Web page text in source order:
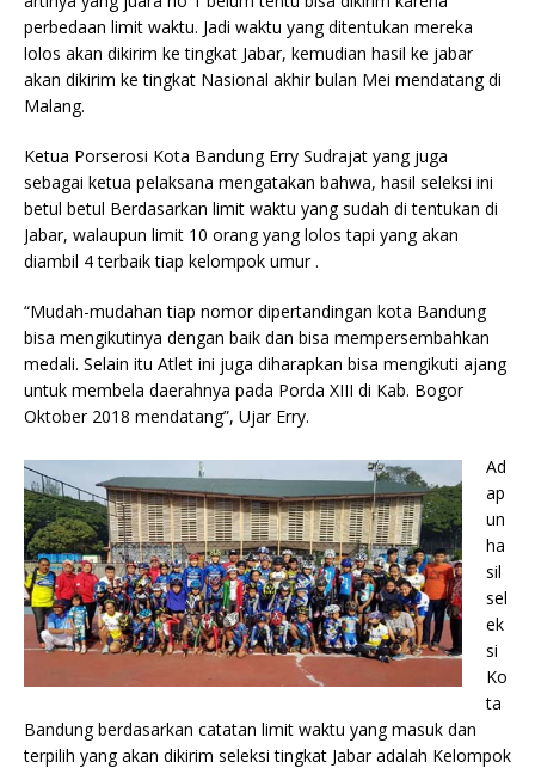
perbedaan limit waktu. Jadi waktu yang ditentukan mereka
lolos akan dikirim ke tingkat Jabar, kemudian hasil ke jabar
akan dikirim ke tingkat Nasional akhir bulan Mei mendatang di
Malang.
Ketua Porserosi Kota Bandung Erry Sudrajat yang juga
sebagai ketua pelaksana mengatakan bahwa, hasil seleksi ini
betul betul Berdasarkan limit waktu yang sudah di tentukan di
Jabar, walaupun limit 10 orang yang lolos tapi yang akan
diambil 4 terbaik tiap kelompok umur .
“Mudah-mudahan tiap nomor dipertandingan kota Bandung
bisa mengikutinya dengan baik dan bisa mempersembahkan
medali. Selain itu Atlet ini juga diharapkan bisa mengikuti ajang
untuk membela daerahnya pada Porda XIII di Kab. Bogor
Oktober 2018 mendatang”, Ujar Erry.
Ad
ap
un
ha
sil
sel
ek
si
Ko
ta
Bandung berdasarkan catatan limit waktu yang masuk dan
terpilih yang akan dikirim seleksi tingkat Jabar adalah Kelompok